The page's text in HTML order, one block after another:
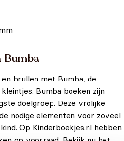
Bumba
brullen met Bumba, de
Bumba boeken zijn
doelgroep. Deze vrolijke
nodige elementen voor zoveel
Op Kinderboekjes.nl hebben